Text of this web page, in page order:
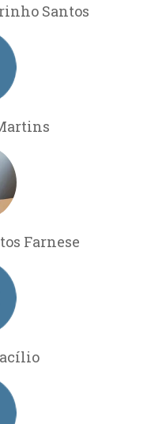
Santos
Farnese